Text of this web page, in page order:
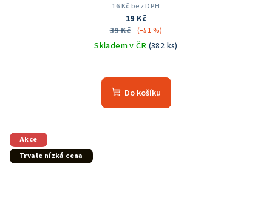
16 Kč bez DPH
19 Kč
39 Kč
(–51 %)
Skladem v ČR (382 ks)
Do košíku
Akce
Trvale nízká cena